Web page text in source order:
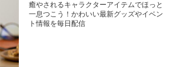
癒やされるキャラクターアイテムでほっと
一息つこう！かわいい最新グッズやイベン
ト情報を毎日配信